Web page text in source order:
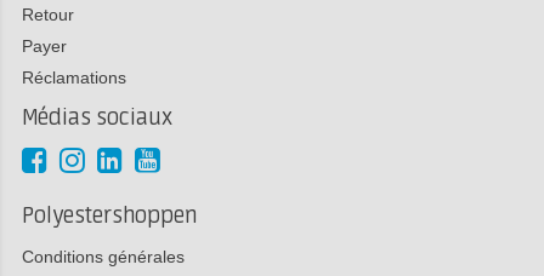
Retour
Payer
Réclamations
Médias sociaux
Polyestershoppen
Conditions générales